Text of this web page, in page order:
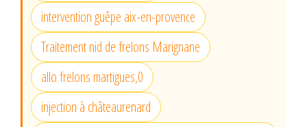
intervention guêpe aix-en-provence
Traitement nid de frelons Marignane
allo frelons martigues,0
injection à châteaurenard